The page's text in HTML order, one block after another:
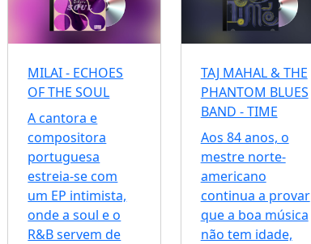
MILAI - ECHOES
OF THE SOUL
A cantora e
compositora
portuguesa
estreia-se com
um EP intimista,
onde a soul e o
R&B servem de
TAJ MAHAL & THE
PHANTOM BLUES
BAND - TIME
Aos 84 anos, o
mestre norte-
americano
continua a provar
que a boa música
não tem idade,